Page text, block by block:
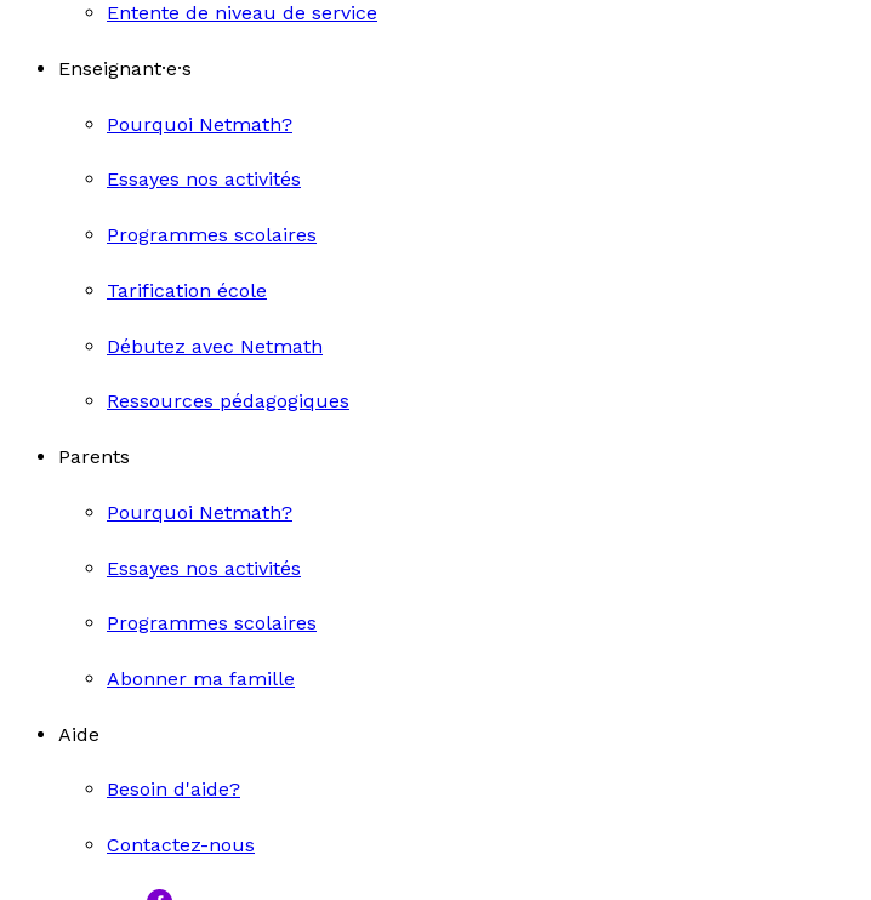
Entente de niveau de service
Enseignant·e·s
Pourquoi Netmath?
Essayes nos activités
Programmes scolaires
Tarification école
Débutez avec Netmath
Ressources pédagogiques
Parents
Pourquoi Netmath?
Essayes nos activités
Programmes scolaires
Abonner ma famille
Aide
Besoin d'aide?
Contactez-nous